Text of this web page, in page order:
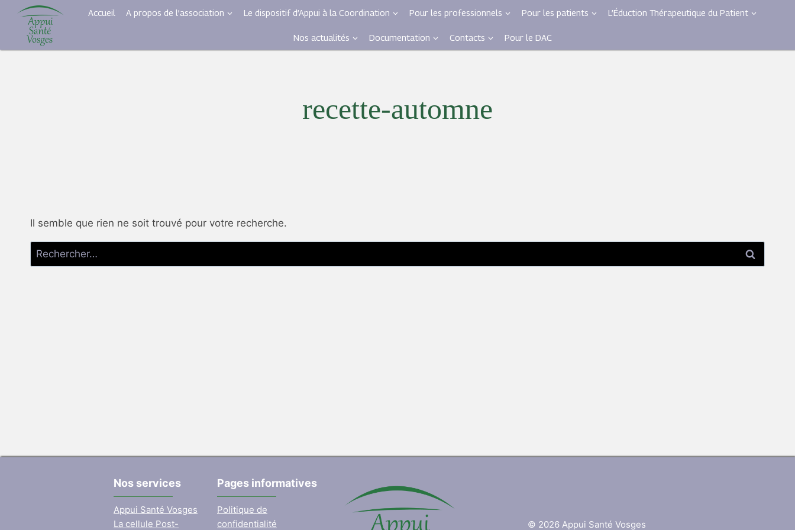
contenu
Accueil A propos de l’association Le dispositif d’Appui à la Coordination Pour les professionnels Pour les patients L’Éduction Thérapeutique du Patient
Nos actualités Documentation Contacts Pour le DAC
recette-automne
Il semble que rien ne soit trouvé pour votre recherche.
Rechercher :
Nos services
Appui Santé Vosges
La cellule Post-
Pages informatives
Politique de
confidentialité
© 2026 Appui Santé Vosges